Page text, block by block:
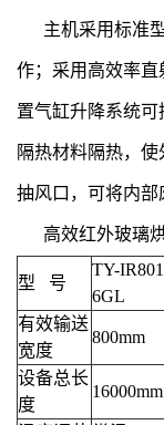
主机采用标准
作；采用高效率
置气缸升降系统
隔热材料隔热，
抽风口，可将内部
高效红外玻璃
型 号
TY-IR801
6GL
有效输送
宽度
800mm
设备总长
度
16000mm